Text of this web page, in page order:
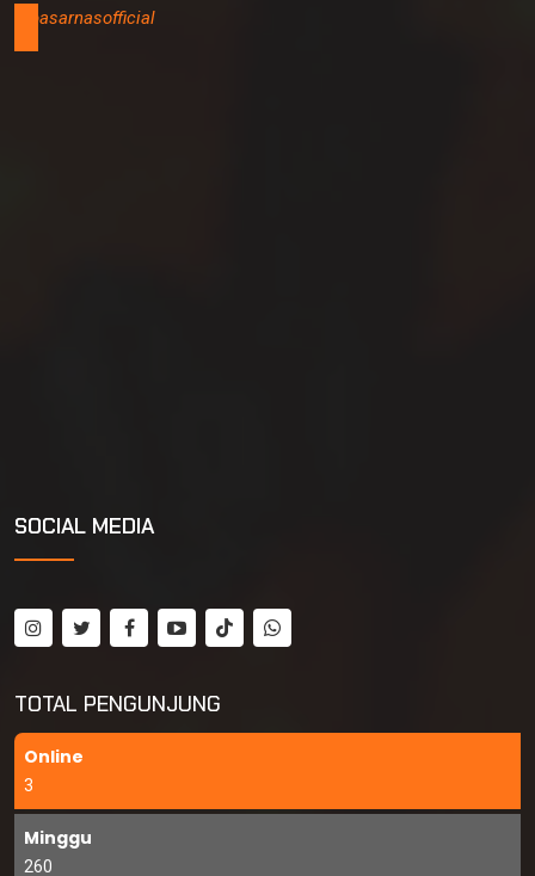
@basarnasofficial
SOCIAL MEDIA
TOTAL PENGUNJUNG
Online
3
Minggu
260